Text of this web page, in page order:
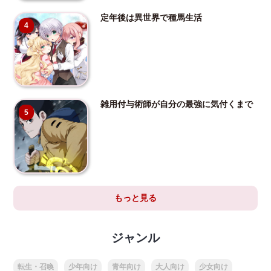
4
定年後は異世界で種馬生活
5
雑用付与術師が自分の最強に気付くまで
もっと見る
ジャンル
転生・召喚 少年向け 青年向け 大人向け 少女向け